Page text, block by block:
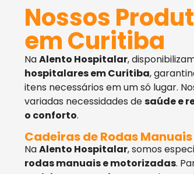
Nossos
em Curitiba
NaAlento Hospitalar,
hospitalares em Curitiba,
itens necessários em um só lugar.
variadas necessidades desaúde e
o conforto.
Cadeiras de Rodas
NaAlento Hospitalar, somos
rodas manuais e motorizadas.